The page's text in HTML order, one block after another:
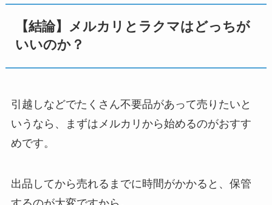
【結論】メルカリとラクマはどっちが
いいのか？
引越しなどでたくさん不要品があって売りたいと
いうなら、まずはメルカリから始めるのがおすす
めです。
出品してから売れるまでに時間がかかると、保管